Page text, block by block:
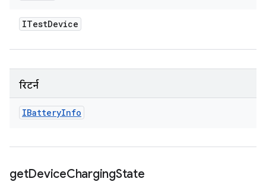
ITestDevice
रिटर्न
IBatteryInfo
getDeviceChargingState